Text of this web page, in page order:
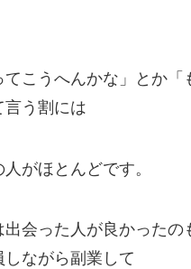
てこうへんかな」とか「
言う割には
がほとんどです。
出会った人が良かったの
しながら副業して